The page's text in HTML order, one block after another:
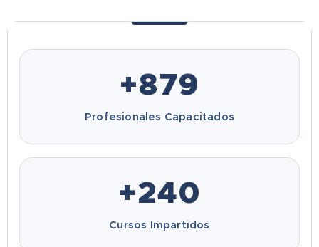
+879
Profesionales Capacitados
+240
Cursos Impartidos